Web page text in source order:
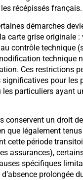
récépissés français.
démarches
carte grise originale :
contrôle technique
technique
Ces restrictions
significatives pour les
les particuliers ayant
conservent un droit
que légalement
cette période
assurances),
spécifiques
prolongée